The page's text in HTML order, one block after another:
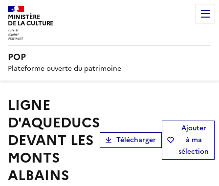
MINISTÈRE
DE LA CULTURE
POP
Plateforme ouverte du patrimoine
LIGNE
D'AQUEDUCS
DEVANT LES
MONTS
ALBAINS
Télécharger
Ajouter
à ma
sélection